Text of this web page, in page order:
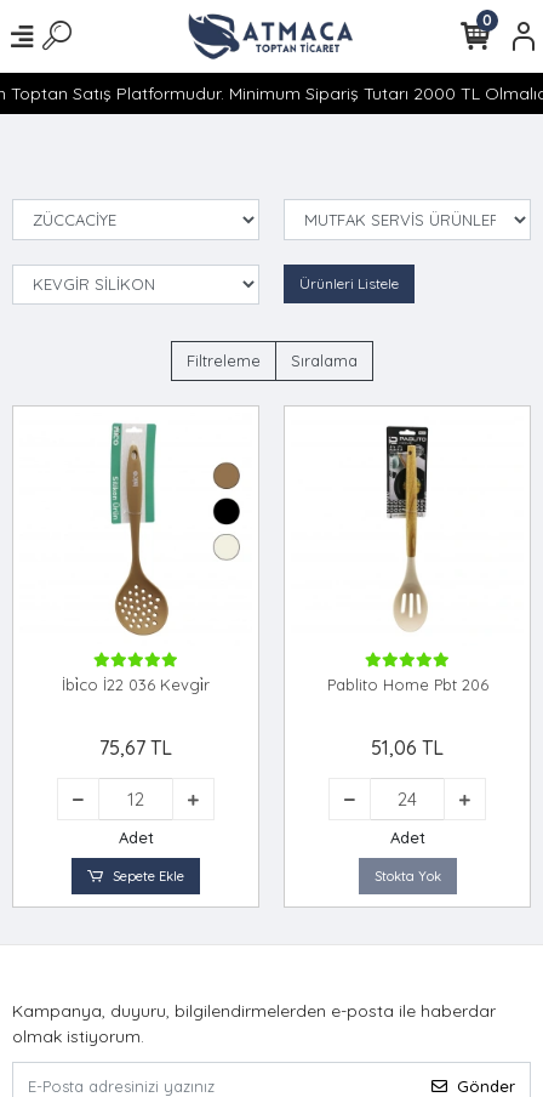
Satış Platformudur. Minimum Sipariş Tutarı 2000 TL
0
Ürünleri Listele
Filtreleme Sıralama
İbi̇co İ22 036 Kevgi̇r
75,67 TL
Adet
Sepete Ekle
Pablito Home Pbt 206
51,06 TL
Adet
Stokta Yok
Kampanya, duyuru, bilgilendirmelerden e-posta ile haberdar
olmak istiyorum.
Gönder